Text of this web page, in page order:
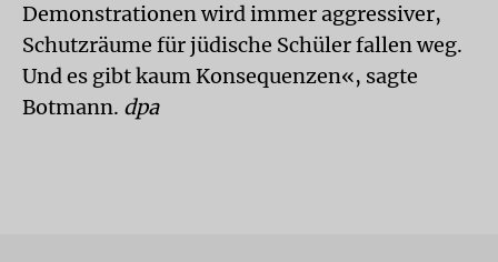
Demonstrationen wird immer aggressiver,
Schutzräume für jüdische Schüler fallen weg.
Und es gibt kaum Konsequenzen«, sagte
Botmann. dpa